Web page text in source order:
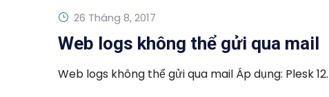
26 Tháng 8, 2017
Web logs không thể gửi qua mail
Web logs không thể gửi qua mail Áp dụng: Plesk